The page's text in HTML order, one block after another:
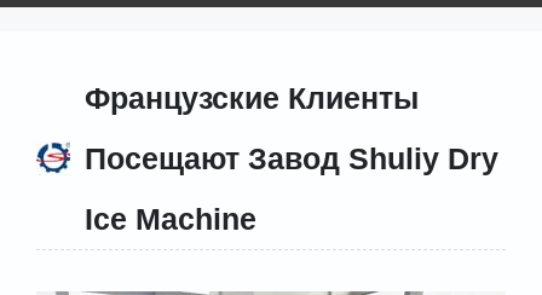
Французские Клиенты
Посещают Завод Shuliy Dry
Ice Machine